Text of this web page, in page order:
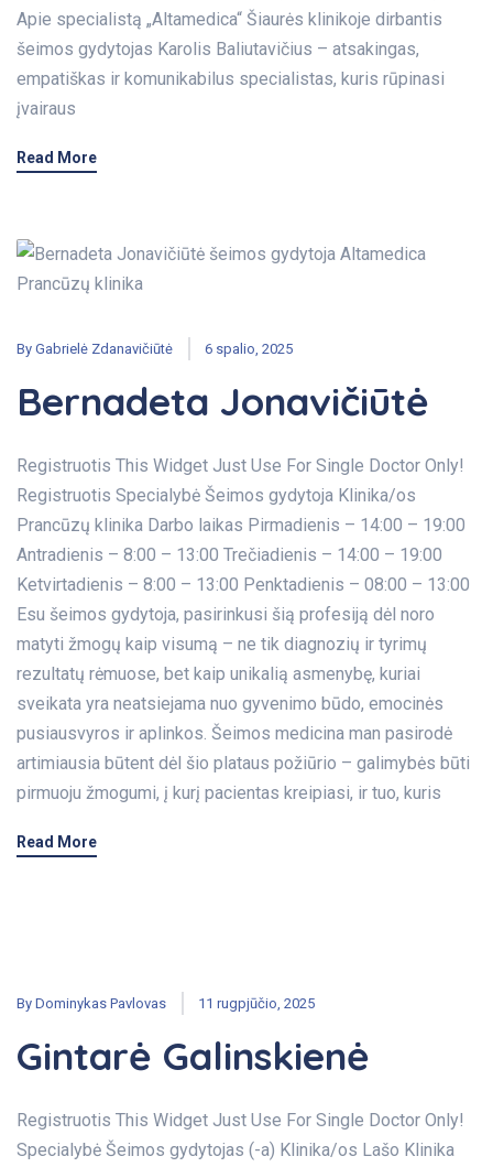
Apie specialistą „Altamedica“ Šiaurės klinikoje dirbantis
šeimos gydytojas Karolis Baliutavičius – atsakingas,
empatiškas ir komunikabilus specialistas, kuris rūpinasi
įvairaus
Read More
By Gabrielė Zdanavičiūtė 6 spalio, 2025
Bernadeta Jonavičiūtė
Registruotis This Widget Just Use For Single Doctor Only!
Registruotis Specialybė Šeimos gydytoja Klinika/os
Prancūzų klinika Darbo laikas Pirmadienis – 14:00 – 19:00
Antradienis – 8:00 – 13:00 Trečiadienis – 14:00 – 19:00
Ketvirtadienis – 8:00 – 13:00 Penktadienis – 08:00 – 13:00
Esu šeimos gydytoja, pasirinkusi šią profesiją dėl noro
matyti žmogų kaip visumą – ne tik diagnozių ir tyrimų
rezultatų rėmuose, bet kaip unikalią asmenybę, kuriai
sveikata yra neatsiejama nuo gyvenimo būdo, emocinės
pusiausvyros ir aplinkos. Šeimos medicina man pasirodė
artimiausia būtent dėl šio plataus požiūrio – galimybės būti
pirmuoju žmogumi, į kurį pacientas kreipiasi, ir tuo, kuris
Read More
By Dominykas Pavlovas 11 rugpjūčio, 2025
Gintarė Galinskienė
Registruotis This Widget Just Use For Single Doctor Only!
Specialybė Šeimos gydytojas (-a) Klinika/os Lašo Klinika